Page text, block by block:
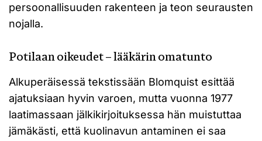
persoonallisuuden rakenteen ja teon seurausten
nojalla.
Potilaan oikeudet – lääkärin omatunto
Alkuperäisessä tekstissään Blomquist esittää
ajatuksiaan hyvin varoen, mutta vuonna 1977
laatimassaan jälkikirjoituksessa hän muistuttaa
jämäkästi, että kuolinavun antaminen ei saa